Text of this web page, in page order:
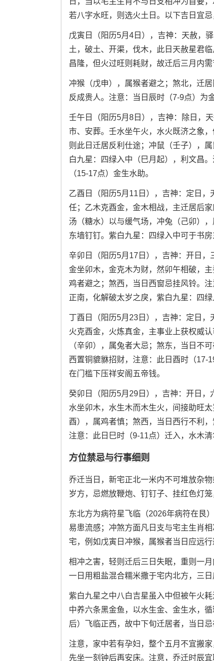
若八字水旺，则选火土日。以下吉日宜
戊寅日（阳历5月4日），吉神：天赦，
土，破土、开渠，伐木，此日天赦星君
昌隆，但火过旺则耗财，故迁后三月内需
冲猴（戊申），属猴者避之；煞北，迁
反成贵人。注意：当日辰时（7-9点）为
壬午日（阳历5月8日），吉神：除日，
市、安葬。壬水坐午火，水火既济之象
则此日迁居反利仕途；冲鼠（壬子），
白九星：四绿入中（巳月起），利文昌
（15-17点）金生水助。
乙酉日（阳历5月11日），吉神：定日
任；乙木克酉金，金木相战，主迁居后
汤（糖水）以与缓气场，冲兔（己卯）
东墙钉钉。紫白九星：四绿入中可于书房
辛卯日（阳历5月17日），吉神：开日
金坐卯木，金克木为财，然卯午相破，
鸡者避之；煞西，当日西窗忌挂风铃。
正南，化解破太岁之戾，紫白九星：四绿
丁酉日（阳历5月23日），吉神：定日
火克酉金，火炼真金，主事业上获权威
（辛卯），属兔者大忌；煞东，当日不
西置铜貔貅招财，注意：此日酉时（17-
在门槛下压祥安阁五帝钱。
癸卯日（阳历5月29日），吉神：开日
水坐卯木，水生木而木生火，间接助旺
酉），属鸡者慎；煞西，当日西行不利
注意：此日巳时（9-11点）迁入，水木
方位禁忌与行事细则
乔迁当日，新宅正北一米内不可堆放杂
岁方，忌燃放鞭炮、钉钉子、挂红色灯
东北方为病符星飞临（2026年病符在艮
易患流感；冲煞方面凡日支与宅主生肖
宅，例如戊寅日冲猴，属猴者当日应远行
相冲之害，轻则迁后三日失眠，重则一
一日用粗盐混合糯米撒于宅内北方，三日
紫白九星之中八白吉星虽入中但被午火
中养六条黑金鱼，以水生金、金生水，
后）飞临正西，故中下旬迁居者，当日
注意，家中若有孕妇，整个五月不宜搬
先坐一刻钟后再安床。注意，乔迁时辰